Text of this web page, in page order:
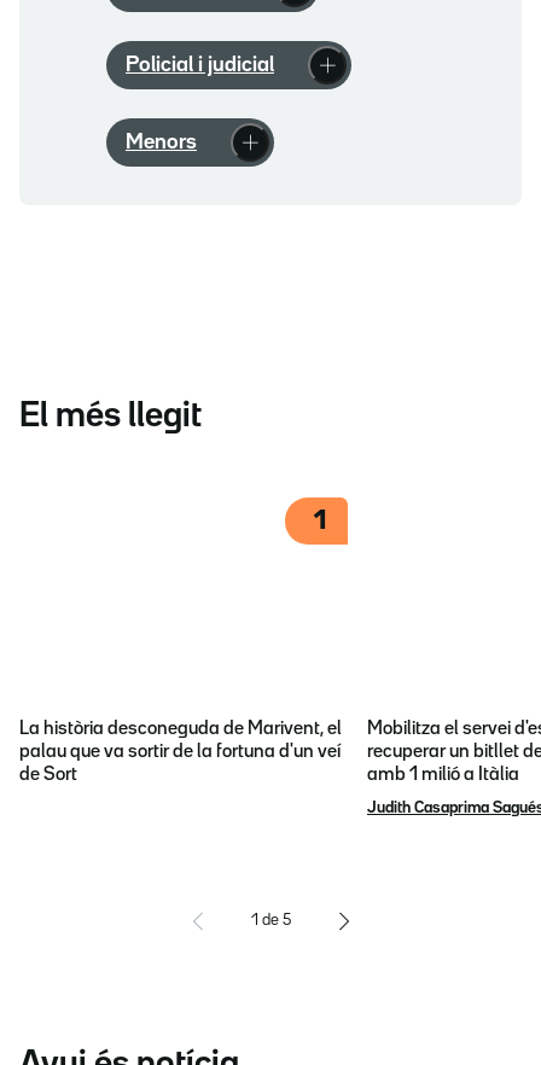
Policial i judicial
Menors
El més llegit
1
La història desconeguda de Marivent, el
palau que va sortir de la fortuna d'un veí
de Sort
Mobilitza el servei
recuperar un bitllet
amb 1 milió a Itàlia
Judith Casaprima
1 de 5